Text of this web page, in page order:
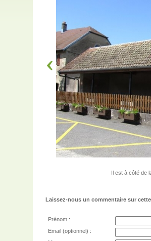
Il est à côté de
Laissez-nous un commentaire sur
Prénom :
Email (optionnel) :